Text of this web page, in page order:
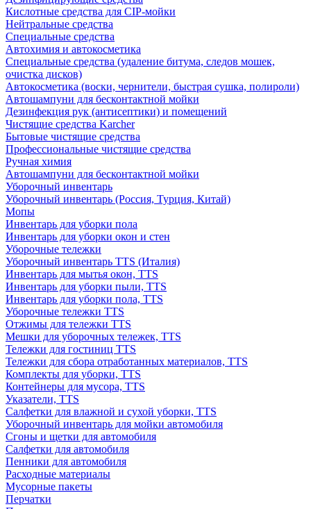
Кислотные средства для CIP-мойки
Нейтральные средства
Специальные средства
Автохимия и автокосметика
Специальные средства (удаление битума, следов мошек,
очистка дисков)
Автокосметика (воски, чернители, быстрая сушка, полироли)
Автошампуни для бесконтактной мойки
Дезинфекция рук (антисептики) и помещений
Чистящие средства Karcher
Бытовые чистящие средства
Профессиональные чистящие средства
Ручная химия
Автошампуни для бесконтактной мойки
Уборочный инвентарь
Уборочный инвентарь (Россия, Турция, Китай)
Мопы
Инвентарь для уборки пола
Инвентарь для уборки окон и стен
Уборочные тележки
Уборочный инвентарь TTS (Италия)
Инвентарь для мытья окон, TTS
Инвентарь для уборки пыли, TTS
Инвентарь для уборки пола, TTS
Уборочные тележки TTS
Отжимы для тележки TTS
Мешки для уборочных тележек, TTS
Тележки для гостиниц TTS
Тележки для сбора отработанных материалов, TTS
Комплекты для уборки, TTS
Контейнеры для мусора, TTS
Указатели, TTS
Салфетки для влажной и сухой уборки, TTS
Уборочный инвентарь для мойки автомобиля
Сгоны и щетки для автомобиля
Салфетки для автомобиля
Пенники для автомобиля
Расходные материалы
Мусорные пакеты
Перчатки